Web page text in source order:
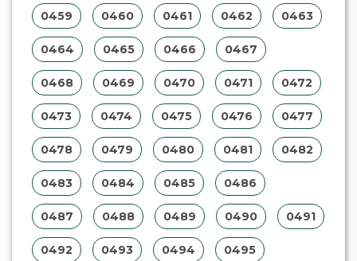
0459 0460 0461 0462 0463
0464 0465 0466 0467
0468 0469 0470 0471 0472
0473 0474 0475 0476 0477
0478 0479 0480 0481 0482
0483 0484 0485 0486
0487 0488 0489 0490 0491
0492 0493 0494 0495